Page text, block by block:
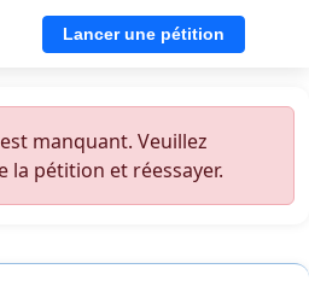
Lancer une pétition
manquant. Veuillez
la pétition et réessayer.